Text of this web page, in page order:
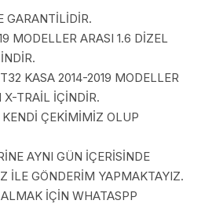
GARANTİLİDİR.
MODELLER ARASI 1.6 DİZEL
KASA 2014-2019 MODELLER
X-TRAİL İÇİNDİR.
ÇEKİMİMİZ OLUP
AYNI GÜN İÇERİSİNDE
İLE GÖNDERİM YAPMAKTAYIZ.
İÇİN WHATASPP